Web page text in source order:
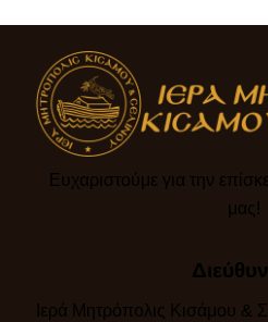
Ευχαριστούμε για την
μας!​
Ιερά Μητρόπολις Κισάμου &